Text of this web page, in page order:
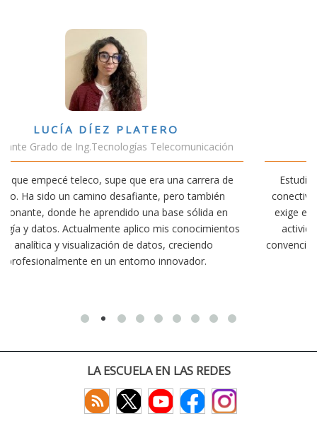
de
VÍCTOR SÁNCHEZ VALENCIA
Estudiante Doble Grado Teleco-ADE
Estudiar teleco me ha permitido comprender cómo la
conectividad afecta nuestra vida diaria. Aunque la carrera
exige esfuerzo, he dedicado parte de mi tiempo a otras
actividades como el salvamento y socorrismo. Estoy
convencido de que elegir teleco ha sido una de las
decisiones que he tomado.
LA ESCUELA EN LAS REDES